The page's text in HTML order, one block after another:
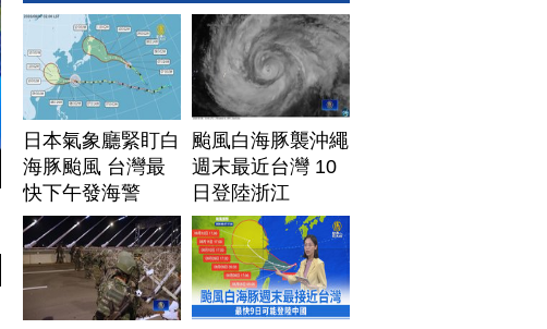
日本氣象廳緊盯白
海豚颱風 台灣最
快下午發海警
颱風白海豚襲沖繩
週末最近台灣 10
日登陸浙江